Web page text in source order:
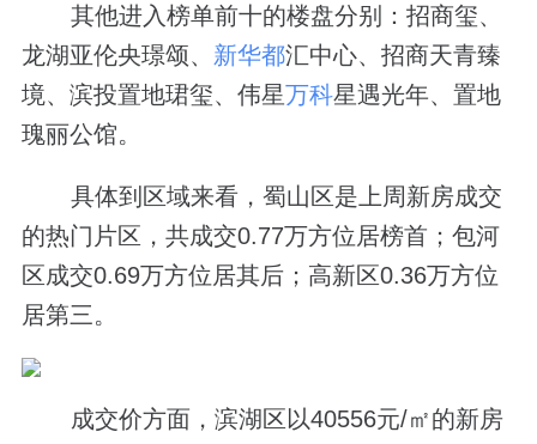
其他进入榜单前十的楼盘分别：招商玺、
龙湖亚伦央璟颂、 新华都汇中心、招商天青臻
境、滨投置地珺玺、伟星万科星遇光年、置地
瑰丽公馆。
具体到区域来看，蜀山区是上周新房成交
的热门片区，共成交0.77万方位居榜首；包河
区成交0.69万方位居其后；高新区0.36万方位
居第三。
成交价方面，滨湖区以40556元/㎡的新房